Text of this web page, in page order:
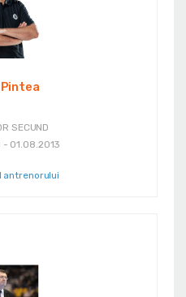
SECUND
01.08.2013
antrenorului